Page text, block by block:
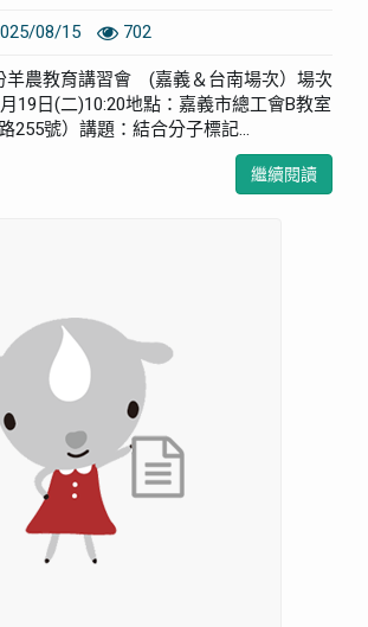
08/15 702
羊農教育講習會 (嘉義＆台南場次）場次
19日(二)10:20地點：嘉義市總工會B教室
255號）講題：結合分子標記...
繼續閱讀